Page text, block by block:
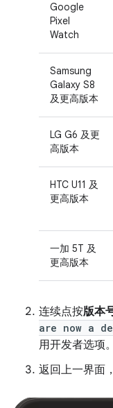
Google
Pixel
Watch
Samsung
Galaxy S8
及更高版本
LG G6 及更
高版本
HTC U11 及
更高版本
一加 5T 及
更高版本
连续点按版本
are now a
用开发者选项。
返回上一界面